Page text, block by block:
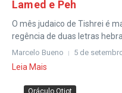
Lamed e Peh
O mês judaico de Tishrei é
regência de duas letras
Marcelo Bueno 5 de
Leia Mais